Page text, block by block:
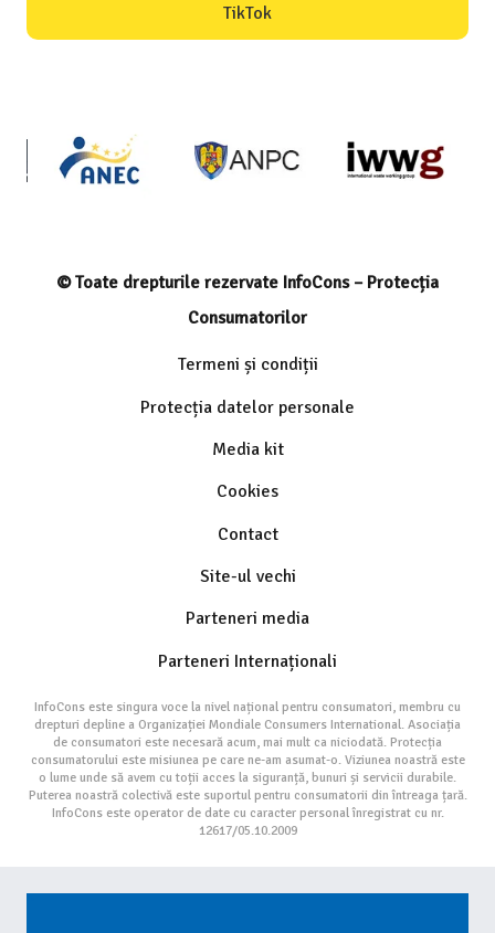
TikTok
© Toate drepturile rezervate InfoCons – Protecția
Consumatorilor
Termeni și condiții
Protecția datelor personale
Media kit
Cookies
Contact
Site-ul vechi
Parteneri media
Parteneri Internaționali
InfoCons este singura voce la nivel național pentru consumatori, membru cu
drepturi depline a Organizației Mondiale Consumers International. Asociația
de consumatori este necesară acum, mai mult ca niciodată. Protecția
consumatorului este misiunea pe care ne-am asumat-o. Viziunea noastră este
o lume unde să avem cu toții acces la siguranță, bunuri și servicii durabile.
Puterea noastră colectivă este suportul pentru consumatorii din întreaga țară.
InfoCons este operator de date cu caracter personal înregistrat cu nr.
12617/05.10.2009